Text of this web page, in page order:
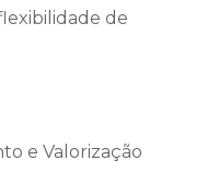
de
e Valorização